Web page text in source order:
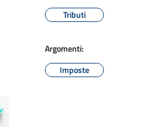
Tributi
Argomenti:
Imposte